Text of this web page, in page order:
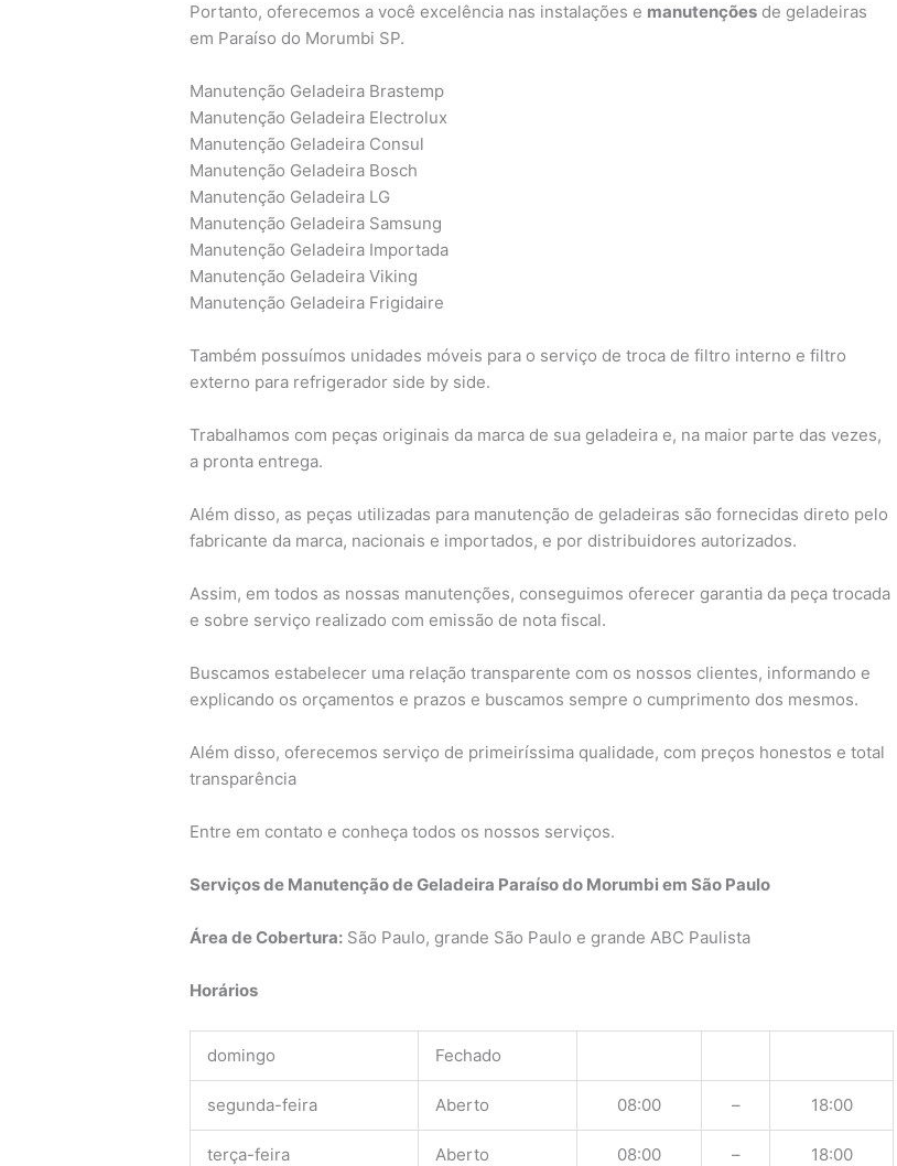
Portanto, oferecemos a você excelência nas instalações e manutenções de geladeiras
em Paraíso do Morumbi SP.
Manutenção Geladeira Brastemp
Manutenção Geladeira Electrolux
Manutenção Geladeira Consul
Manutenção Geladeira Bosch
Manutenção Geladeira LG
Manutenção Geladeira Samsung
Manutenção Geladeira Importada
Manutenção Geladeira Viking
Manutenção Geladeira Frigidaire
Também possuímos unidades móveis para o serviço de troca de filtro interno e filtro
externo para refrigerador side by side.
Trabalhamos com peças originais da marca de sua geladeira e, na maior parte das vezes,
a pronta entrega.
Além disso, as peças utilizadas para manutenção de geladeiras são fornecidas direto pelo
fabricante da marca, nacionais e importados, e por distribuidores autorizados.
Assim, em todos as nossas manutenções, conseguimos oferecer garantia da peça trocada
e sobre serviço realizado com emissão de nota fiscal.
Buscamos estabelecer uma relação transparente com os nossos clientes, informando e
explicando os orçamentos e prazos e buscamos sempre o cumprimento dos mesmos.
Além disso, oferecemos serviço de primeiríssima qualidade, com preços honestos e total
transparência
Entre em contato e conheça todos os nossos serviços.
Serviços de Manutenção de Geladeira Paraíso do Morumbi em São Paulo
Área de Cobertura: São Paulo, grande São Paulo e grande ABC Paulista
Horários
domingo Fechado
segunda-feira Aberto 08:00 – 18:00
terça-feira Aberto 08:00 – 18:00